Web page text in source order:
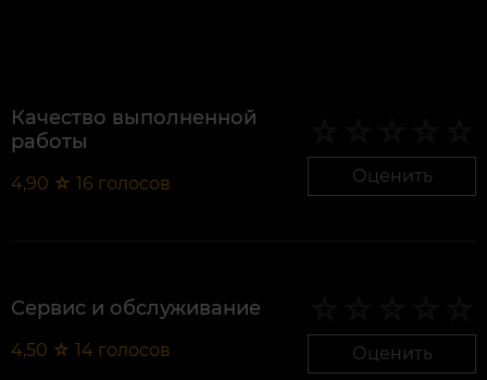
Качество выполненной
работы
4,90 ☆ 16 голосов Оценить
Сервис и обслуживание
4,50 ☆ 14 голосов Оценить